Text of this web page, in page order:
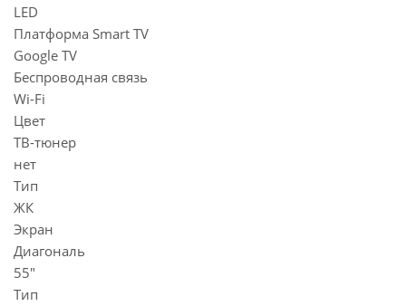
LED
Платформа Smart TV
Google TV
Беспроводная связь
Wi-Fi
Цвет
ТВ-тюнер
нет
Тип
ЖК
Экран
Диагональ
55"
Тип